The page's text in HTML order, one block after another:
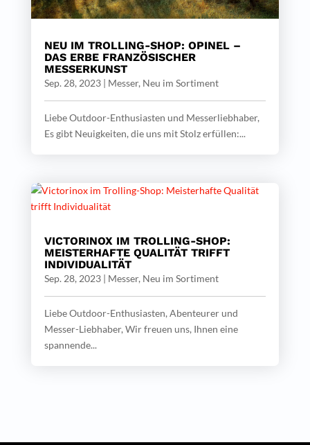
NEU IM TROLLING-SHOP: OPINEL –
DAS ERBE FRANZÖSISCHER
MESSERKUNST
Sep. 28, 2023| Messer, Neu im Sortiment
Liebe Outdoor-Enthusiasten und Messerliebhaber,
Es gibt Neuigkeiten, die uns mit Stolz erfüllen:...
VICTORINOX IM TROLLING-SHOP:
MEISTERHAFTE QUALITÄT TRIFFT
INDIVIDUALITÄT
Sep. 28, 2023| Messer, Neu im Sortiment
Liebe Outdoor-Enthusiasten, Abenteurer und
Messer-Liebhaber, Wir freuen uns, Ihnen eine
spannende...